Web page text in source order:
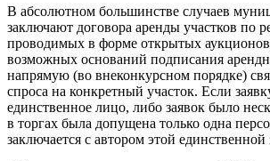
В абсолютном большинстве случаев
заключают договора аренды участков по
проводимых в форме открытых
возможных оснований подписания
напрямую (во внеконкурсном порядке)
спроса на конкретный участок. Если
единственное лицо, либо заявок было
в торгах была допущена только одна
заключается с автором этой единственной